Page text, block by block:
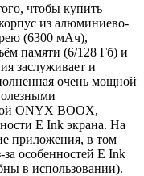
чтобы купить
из алюминиево-
(6300 мАч),
памяти (6/128 Гб) и
заслуживает и
очень мощной
ONYX BOOX,
E Ink экрана. На
приложения, в том
особенностей E Ink
в использовании).